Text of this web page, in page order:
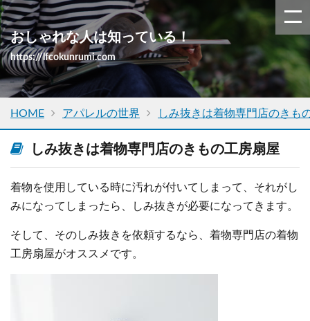
おしゃれな人は知っている！
https://lfcokunrumi.com
HOME アパレルの世界 しみ抜きは着物専門店のきも
しみ抜きは着物専門店のきもの工房扇屋
着物を使用している時に汚れが付いてしまって、それがし
みになってしまったら、しみ抜きが必要になってきます。
そして、そのしみ抜きを依頼するなら、着物専門店の着物
工房扇屋がオススメです。